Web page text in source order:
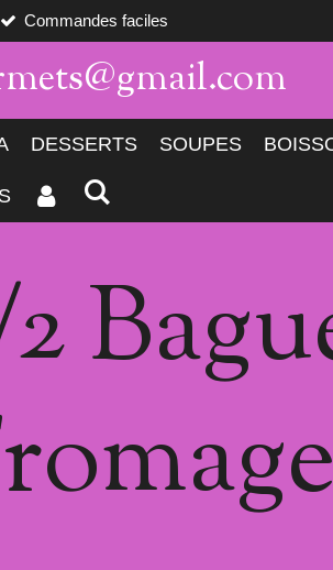
Commandes faciles
DESSERTS SOUPES